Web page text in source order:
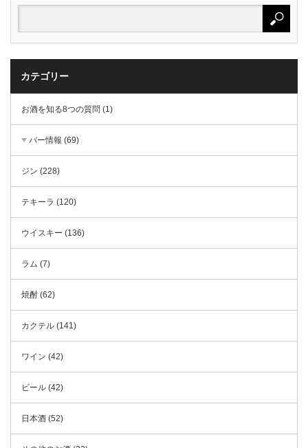
カテゴリー
お酒を知る8つの質問 (1)
バー情報 (69)
ジン (228)
テキーラ (120)
ウイスキー (136)
ラム (7)
焼酎 (62)
カクテル (141)
ワイン (42)
ビール (42)
日本酒 (52)